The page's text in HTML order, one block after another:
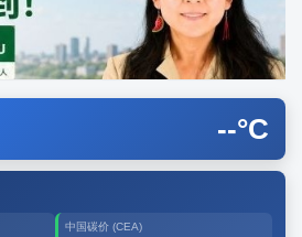
--°C
中国碳价 (CEA)